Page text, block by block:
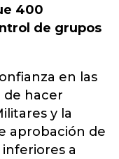
400
de grupos
en las
de hacer
y la
aprobación de
inferiores a